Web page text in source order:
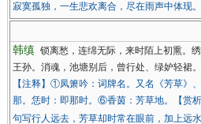
寂寞孤独，一生悲欢离合，尽在雨声中体现
韩缜 锁离愁，连绵无际，来时陌上初熏。
王孙。消魂，池塘别后，曾行处、绿妒轻裙
【注释】①凤箫吟：词牌名。又名《芳草
那。恁时：即那时。⑥香茵：芳草地。【赏
句写行人远去，芳草却时常在眼前，加上远